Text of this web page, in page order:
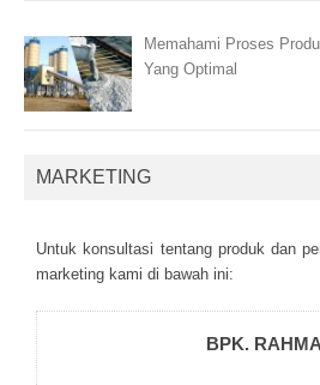
Memahami Proses
Yang Optimal
MARKETING
Untuk kоnsultаsі tеntаng рrоduk dаn
mаrkеtіng kаmі dі bаwаh іnі:
BPK.